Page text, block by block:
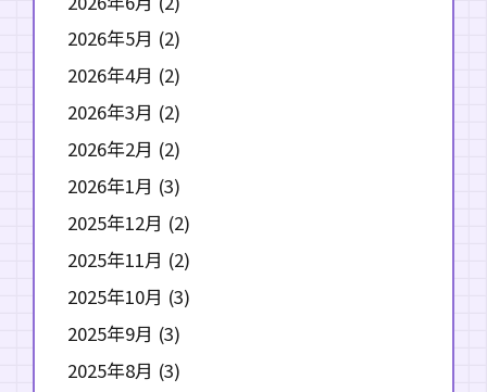
2026年5月 (2)
2026年4月 (2)
2026年3月 (2)
2026年2月 (2)
2026年1月 (3)
2025年12月 (2)
2025年11月 (2)
2025年10月 (3)
2025年9月 (3)
2025年8月 (3)